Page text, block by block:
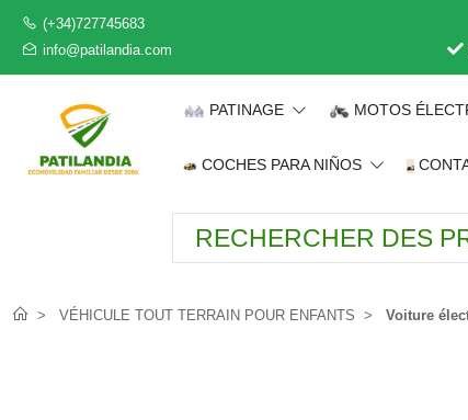
(+34)727745683
info@patilandia.com
PATINAGE MOTOS
COCHES PARA NIÑOS
VÉHICULE TOUT TERRAIN POUR ENFANTS Voiture